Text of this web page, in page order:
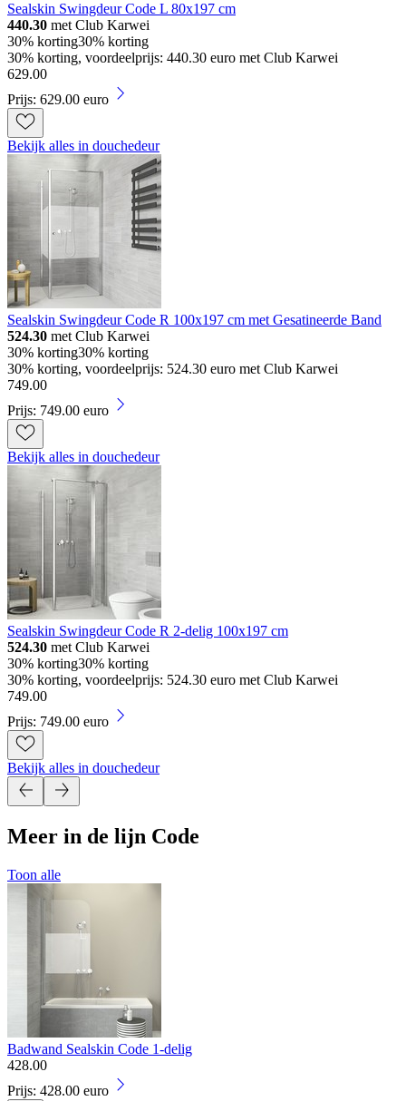
Sealskin Swingdeur Code L 80x197 cm
440.30 met Club Karwei
30% korting30% korting
30% korting, voordeelprijs: 440.30 euro met Club Karwei
629.00
Prijs: 629.00 euro
Bekijk alles in douchedeur
Sealskin Swingdeur Code R 100x197 cm met Gesatineerde Band
524.30 met Club Karwei
30% korting30% korting
30% korting, voordeelprijs: 524.30 euro met Club Karwei
749.00
Prijs: 749.00 euro
Bekijk alles in douchedeur
Sealskin Swingdeur Code R 2-delig 100x197 cm
524.30 met Club Karwei
30% korting30% korting
30% korting, voordeelprijs: 524.30 euro met Club Karwei
749.00
Prijs: 749.00 euro
Bekijk alles in douchedeur
Meer in de lijn Code
Toon alle
Badwand Sealskin Code 1-delig
428.00
Prijs: 428.00 euro